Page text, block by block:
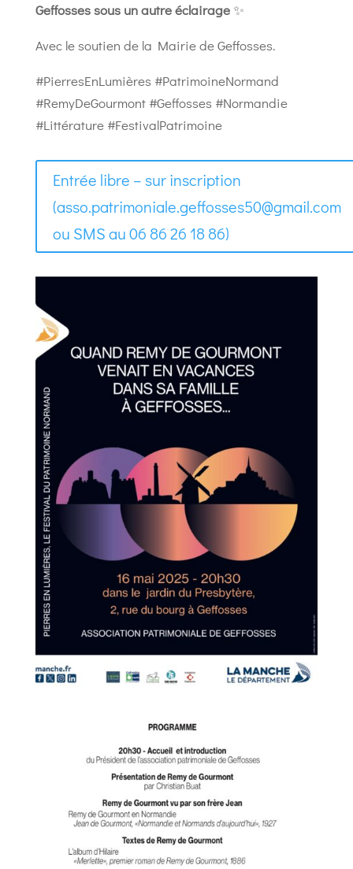
Geffosses sous un autre éclairage✨
Avec le soutien de la Mairie de Geffosses.
#PierresEnLumières #PatrimoineNormand
#RemyDeGourmont #Geffosses #Normandie
#Littérature #FestivalPatrimoine
Entrée libre – sur inscription
(asso.patrimoniale.geffosses50@gmail.com
ou SMS au 06 86 26 18 86)